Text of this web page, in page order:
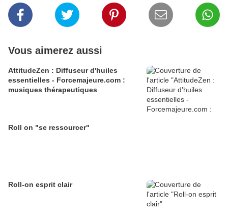
Vous aimerez aussi
AttitudeZen : Diffuseur d'huiles
essentielles - Forcemajeure.com :
musiques thérapeutiques
Roll on "se ressourcer"
Roll-on esprit clair